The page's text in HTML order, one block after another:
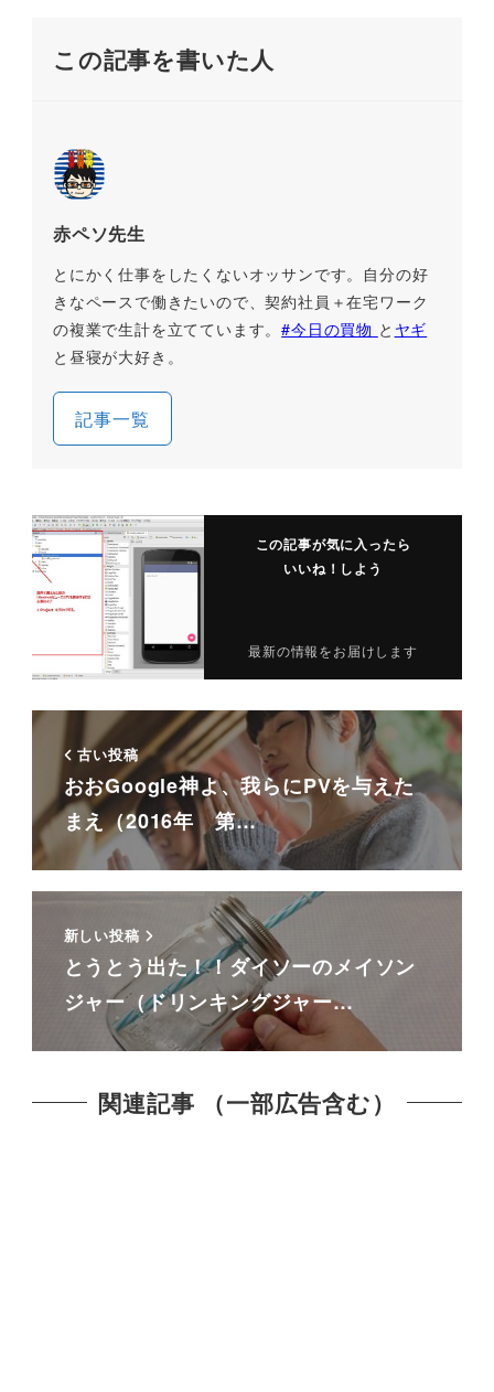
この記事を書いた人
赤ペソ先生
とにかく仕事をしたくないオッサンです。自分の好
きなペースで働きたいので、契約社員＋在宅ワーク
の複業で生計を立てています。#今日の買物 と ヤギ
と昼寝が大好き。
記事一覧
この記事が気に入ったら
いいね！しよう
最新の情報をお届けします
古い投稿
おおGoogle神よ、我らにPVを与えた
まえ（2016年 第…
新しい投稿
とうとう出た！！ダイソーのメイソン
ジャー（ドリンキングジャー…
関連記事 （一部広告含む）